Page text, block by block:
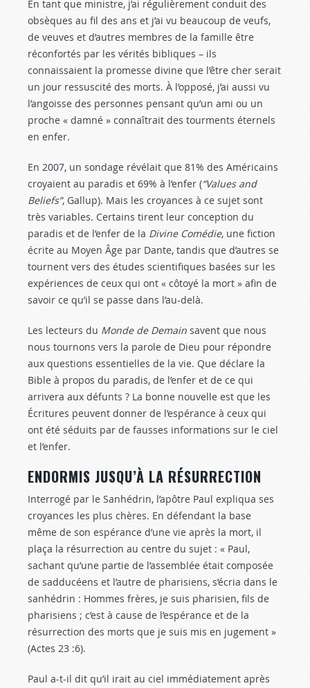
En tant que ministre, j’ai régulièrement conduit des
obsèques au fil des ans et j’ai vu beaucoup de veufs,
de veuves et d’autres membres de la famille être
réconfortés par les vérités bibliques – ils
connaissaient la promesse divine que l’être cher serait
un jour ressuscité des morts. À l’opposé, j’ai aussi vu
l’angoisse des personnes pensant qu’un ami ou un
proche « damné » connaîtrait des tourments éternels
en enfer.
En 2007, un sondage révélait que 81% des Américains
croyaient au paradis et 69% à l’enfer (“Values and
Beliefs”, Gallup). Mais les croyances à ce sujet sont
très variables. Certains tirent leur conception du
paradis et de l’enfer de la Divine Comédie, une fiction
écrite au Moyen Âge par Dante, tandis que d’autres se
tournent vers des études scientifiques basées sur les
expériences de ceux qui ont « côtoyé la mort » afin de
savoir ce qu’il se passe dans l’au-delà.
Les lecteurs du Monde de Demain savent que nous
nous tournons vers la parole de Dieu pour répondre
aux questions essentielles de la vie. Que déclare la
Bible à propos du paradis, de l’enfer et de ce qui
arrivera aux défunts ? La bonne nouvelle est que les
Écritures peuvent donner de l’espérance à ceux qui
ont été séduits par de fausses informations sur le ciel
et l’enfer.
ENDORMIS JUSQU’À LA RÉSURRECTION
Interrogé par le Sanhédrin, l’apôtre Paul expliqua ses
croyances les plus chères. En défendant la base
même de son espérance d’une vie après la mort, il
plaça la résurrection au centre du sujet : « Paul,
sachant qu’une partie de l’assemblée était composée
de sadducéens et l’autre de pharisiens, s’écria dans le
sanhédrin : Hommes frères, je suis pharisien, fils de
pharisiens ; c’est à cause de l’espérance et de la
résurrection des morts que je suis mis en jugement »
(Actes 23 :6).
Paul a-t-il dit qu’il irait au ciel immédiatement après